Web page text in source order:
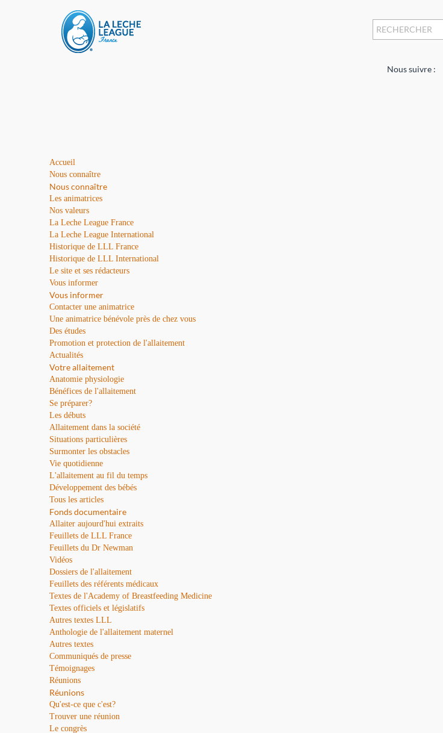
Nous suivre :
Accueil
Nous connaître
Nous connaître
Les animatrices
Nos valeurs
La Leche League France
La Leche League International
Historique de LLL France
Historique de LLL International
Le site et ses rédacteurs
Vous informer
Vous informer
Contacter une animatrice
Une animatrice bénévole près de chez vous
Des études
Promotion et protection de l'allaitement
Actualités
Votre allaitement
Anatomie physiologie
Bénéfices de l'allaitement
Se préparer?
Les débuts
Allaitement dans la société
Situations particulières
Surmonter les obstacles
Vie quotidienne
L'allaitement au fil du temps
Développement des bébés
Tous les articles
Fonds documentaire
Allaiter aujourd'hui extraits
Feuillets de LLL France
Feuillets du Dr Newman
Vidéos
Dossiers de l'allaitement
Feuillets des référents médicaux
Textes de l'Academy of Breastfeeding Medicine
Textes officiels et législatifs
Autres textes LLL
Anthologie de l'allaitement maternel
Autres textes
Communiqués de presse
Témoignages
Réunions
Réunions
Qu'est-ce que c'est?
Trouver une réunion
Le congrès